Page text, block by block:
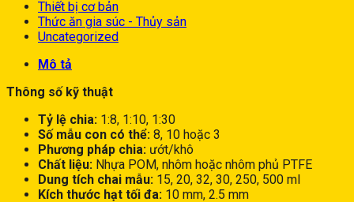
Thiết bị cơ bản
Thức ăn gia súc - Thủy sản
Uncategorized
Mô tả
Thông số kỹ thuật
Tỷ lệ chia: 1:8, 1:10, 1:30
Số mẫu con có thể: 8, 10 hoặc 3
Phương pháp chia: ướt/khô
Chất liệu: Nhựa POM, nhôm hoặc nhôm phủ PTFE
Dung tích chai mẫu: 15, 20, 32, 30, 250, 500 ml
Kích thước hạt tối đa: 10 mm, 2.5 mm